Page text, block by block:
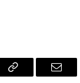
Copiar
E-